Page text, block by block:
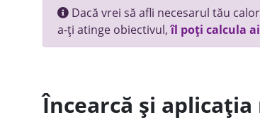
Dacă vrei să afli necesarul tău
a-ți atinge obiectivul,îl poți calcula
Încearcă și